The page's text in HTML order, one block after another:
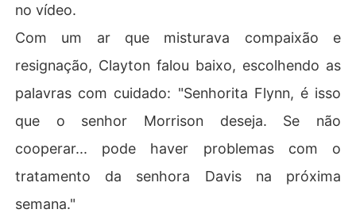
no vídeo.
Com um ar que misturava compaixão e
resignação, Clayton falou baixo, escolhendo as
palavras com cuidado: "Senhorita Flynn, é isso
que o senhor Morrison deseja. Se não
cooperar... pode haver problemas com o
tratamento da senhora Davis na próxima
semana."